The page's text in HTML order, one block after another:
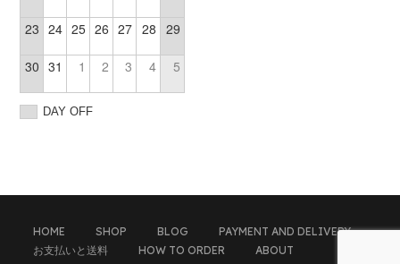
23 24 25 26 27 28 29
30 31 1 2 3 4 5
DAY OFF
HOME SHOP BLOG
PAYMENT AND DELIVERY
お支払いと送料
HOW TO ORDER
ABOUT